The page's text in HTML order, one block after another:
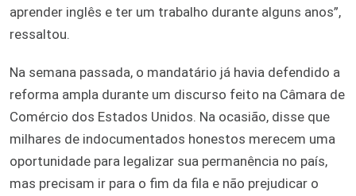
aprender inglês e ter um trabalho durante alguns anos”,
ressaltou.
Na semana passada, o mandatário já havia defendido a
reforma ampla durante um discurso feito na Câmara de
Comércio dos Estados Unidos. Na ocasião, disse que
milhares de indocumentados honestos merecem uma
oportunidade para legalizar sua permanência no país,
mas precisam ir para o fim da fila e não prejudicar o